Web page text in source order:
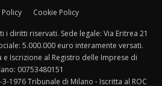
Policy Cookie Policy
i diritti riservati. Sede legale: Via Eritrea 21
5.000.000 euro interamente versati.
e Iscrizione al Registro delle Imprese di
00753480151
1976 Tribunale di Milano - Iscritta al ROC